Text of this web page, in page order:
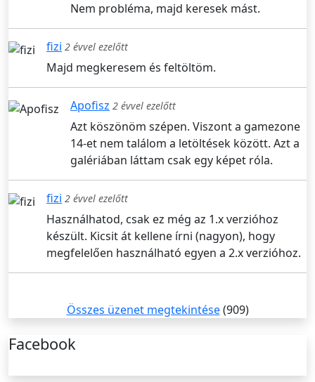
Nem probléma, majd keresek mást.
fizi 2 évvel ezelőtt
Majd megkeresem és feltöltöm.
Apofisz 2 évvel ezelőtt
Azt köszönöm szépen. Viszont a gamezone
14-et nem találom a letöltések között. Azt a
galériában láttam csak egy képet róla.
fizi 2 évvel ezelőtt
Használhatod, csak ez még az 1.x verzióhoz
készült. Kicsit át kellene írni (nagyon), hogy
megfelelően használható egyen a 2.x verzióhoz.
Összes üzenet megtekintése(909)
Facebook